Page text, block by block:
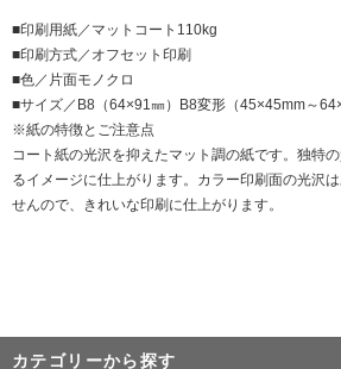
■印刷用紙／マットコート110kg
■印刷方式／オフセット印刷
■色／片面モノクロ
■サイズ／B8（64×91㎜）B8変形（45×45mm～
※紙の特徴とご注意点
コート紙の光沢を抑えたマット調の紙です。独特
るイメージに仕上がります。カラー印刷面の光沢
せんので、きれいな印刷に仕上がります。
カテゴリーから探す